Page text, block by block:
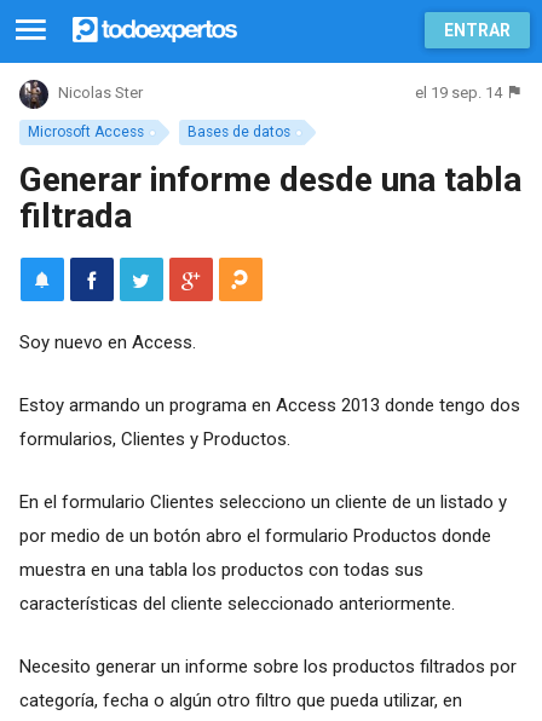
ENTRAR
Microsoft Access Bases de datos
Nicolas Ster el 19 sep. 14
Generar informe desde una tabla
filtrada
Soy nuevo en Access.
Estoy armando un programa en Access 2013 donde tengo dos
formularios, Clientes y Productos.
En el formulario Clientes selecciono un cliente de un listado y
por medio de un botón abro el formulario Productos donde
muestra en una tabla los productos con todas sus
características del cliente seleccionado anteriormente.
Necesito generar un informe sobre los productos filtrados por
categoría, fecha o algún otro filtro que pueda utilizar, en